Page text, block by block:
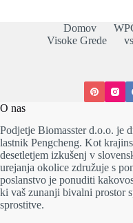
Domov
Visoke Grede
O nas
Podjetje Biomasster d.o.o. je
lastnik Pengcheng. Kot
desetletjem izkušenj v
urejanja okolice združuje s
poslanstvo je ponuditi
ki vaš zunanji bivalni prostor
sprostitve.